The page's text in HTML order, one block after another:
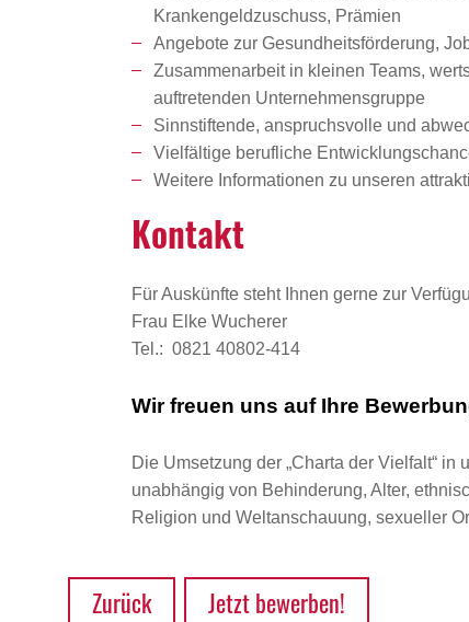
Krankengeldzuschuss, Prämien
Angebote zur Gesundheitsförderung,
Zusammenarbeit in kleinen Teams,
auftretenden Unternehmensgruppe
Sinnstiftende, anspruchsvolle und
Vielfältige berufliche
Weitere Informationen zu unseren
Kontakt
Für Auskünfte steht Ihnen gerne zur
Frau Elke Wucherer
Tel.: 0821 40802-414
Wir freuen uns auf Ihre
Die Umsetzung der „Charta der Vielfalt“
unabhängig von Behinderung, Alter,
Religion und Weltanschauung, sexueller
Zurück Jetzt bewerben!